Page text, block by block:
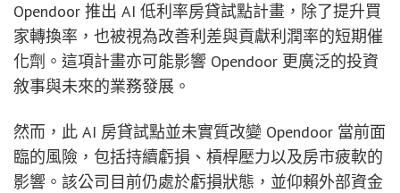
Opendoor 推出 AI 低利率房貸試點計畫，除了提升買
家轉換率，也被視為改善利差與貢獻利潤率的短期催
化劑。這項計畫亦可能影響 Opendoor 更廣泛的投資
敘事與未來的業務發展。
然而，此 AI 房貸試點並未實質改變 Opendoor 當前面
臨的風險，包括持續虧損、槓桿壓力以及房市疲軟的
影響。該公司目前仍處於虧損狀態，並仰賴外部資金